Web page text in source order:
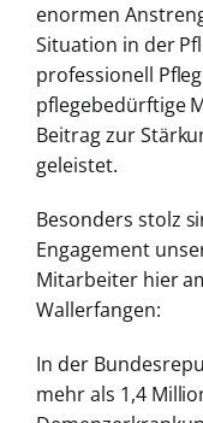
enormen
Situation in der
professionell
pflegebedürftige
Beitrag zur
geleistet.
Besonders stolz
Engagement
Mitarbeiter hier
Wallerfangen:
In der
mehr als 1,4